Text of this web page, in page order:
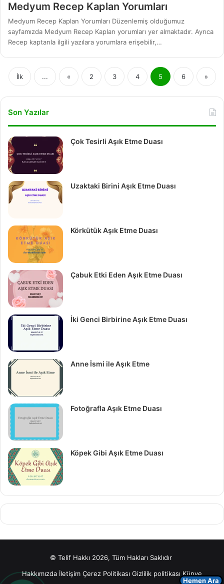
Medyum Recep Kaplan Yorumları
Medyum Recep Kaplan Yorumları Düzenlemiş olduğumuz
sayfamızda Medyum Recep Kaplan yorumları yer almaktadır. Ayrıca
Recep kaptanla ilgili yazılara yorumlara erişebilir,…
İlk ... « 2 3 4 5 6 »
Son Yazılar
Çok Tesirli Aşık Etme Duası
Uzaktaki Birini Aşık Etme Duası
Körkütük Aşık Etme Duası
Çabuk Etki Eden Aşık Etme Duası
İki Genci Birbirine Aşık Etme Duası
Anne İsmi ile Aşık Etme
Fotoğrafla Aşık Etme Duası
Köpek Gibi Aşık Etme Duası
Hemen Ara
© Telif Hakkı 2026, Tüm Hakları Saklıdır
Hakkımızda İletişim Çerez Politikası Gizlilik politikası Künye